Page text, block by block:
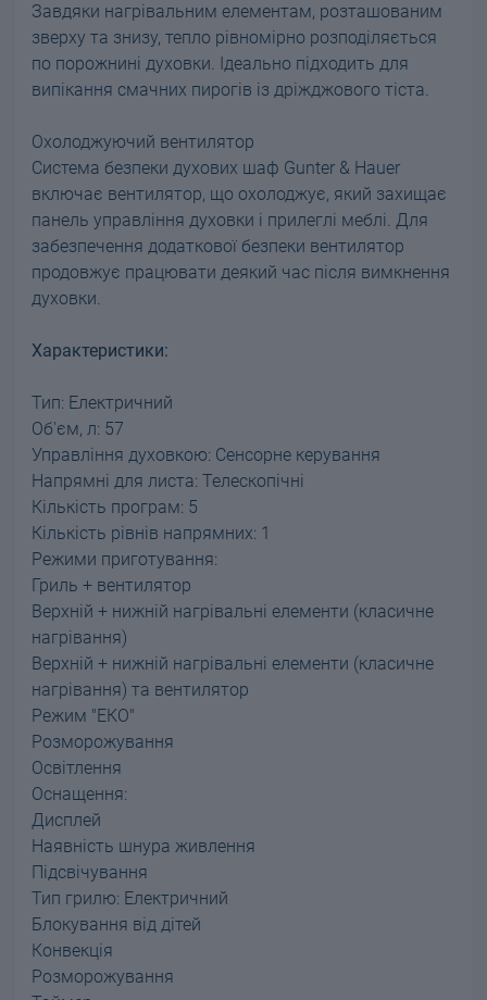
Завдяки нагрівальним елементам, розташованим
зверху та знизу, тепло рівномірно розподіляється
по порожнині духовки. Ідеально підходить для
випікання смачних пирогів із дріжджового тіста.
Охолоджуючий вентилятор
Система безпеки духових шаф Gunter & Hauer
включає вентилятор, що охолоджує, який захищає
панель управління духовки і прилеглі меблі. Для
забезпечення додаткової безпеки вентилятор
продовжує працювати деякий час після вимкнення
духовки.
Характеристики:
Тип: Електричний
Об'єм, л: 57
Управління духовкою: Сенсорне керування
Напрямні для листа: Телескопічні
Кількість програм: 5
Кількість рівнів напрямних: 1
Режими приготування:
Гриль + вентилятор
Верхній + нижній нагрівальні елементи (класичне
нагрівання)
Верхній + нижній нагрівальні елементи (класичне
нагрівання) та вентилятор
Режим "ЕКО"
Розморожування
Освітлення
Оснащення:
Дисплей
Наявність шнура живлення
Підсвічування
Тип грилю: Електричний
Блокування від дітей
Конвекція
Розморожування